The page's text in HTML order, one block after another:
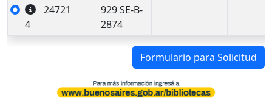
4
24721
929 SE-B-
2874
Formulario para Solicitud